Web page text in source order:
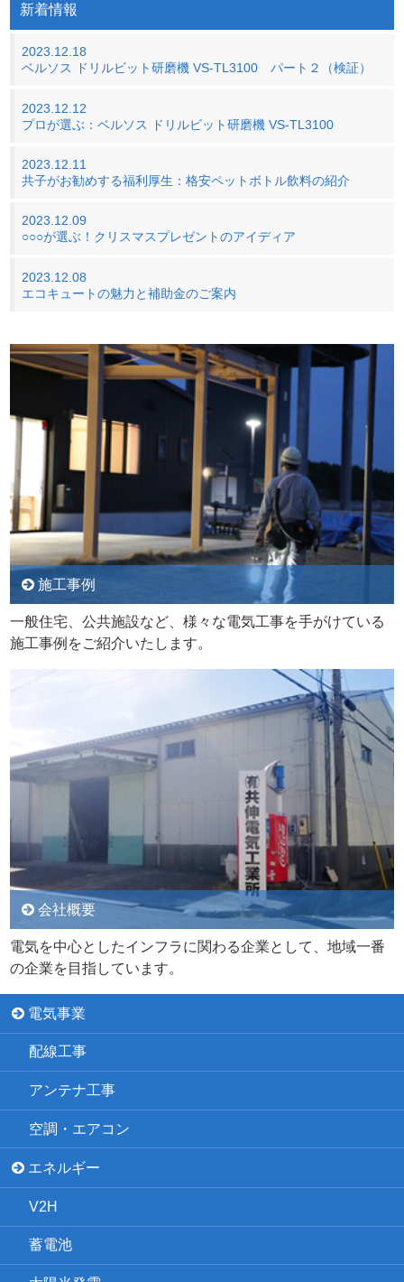
新着情報
2023.12.18
ベルソス ドリルビット研磨機 VS-TL3100 パート２（検証）
2023.12.12
プロが選ぶ：ベルソス ドリルビット研磨機 VS-TL3100
2023.12.11
共子がお勧めする福利厚生：格安ペットボトル飲料の紹介
2023.12.09
○○○が選ぶ！クリスマスプレゼントのアイディア
2023.12.08
エコキュートの魅力と補助金のご案内
施工事例
一般住宅、公共施設など、様々な電気工事を手がけている
施工事例をご紹介いたします。
会社概要
電気を中心としたインフラに関わる企業として、地域一番
の企業を目指しています。
電気事業
配線工事
アンテナ工事
空調・エアコン
エネルギー
V2H
蓄電池